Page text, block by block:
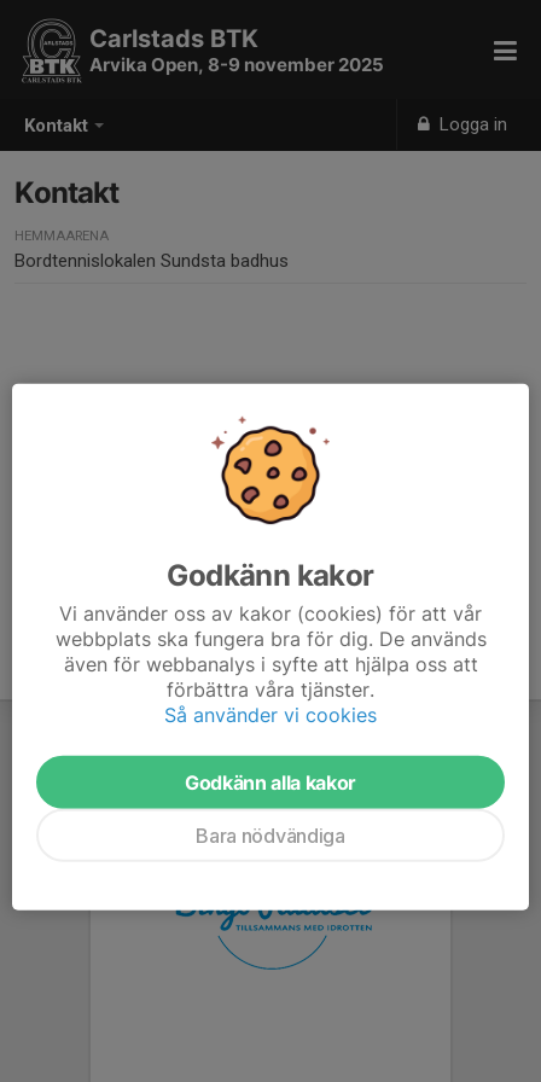
Kontakt Logga in
Carlstads BTK
Arvika Open, 8-9 november 2025
Kontakt
HEMMAARENA
Bordtennislokalen Sundsta badhus
Godkänn kakor
Vi använder oss av kakor (cookies) för att vår
webbplats ska fungera bra för dig. De används
även för webbanalys i syfte att hjälpa oss att
förbättra våra tjänster.
Så använder vi cookies
Godkänn alla kakor
Bara nödvändiga